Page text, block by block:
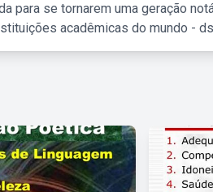
para se tornarem uma geração
acadêmicas do mundo -